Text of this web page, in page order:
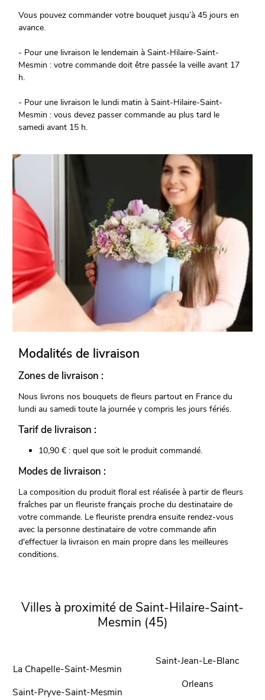
Vous pouvez commander votre bouquet jusqu’à 45 jours en
avance.
- Pour une livraison le lendemain à Saint-Hilaire-Saint-
Mesmin : votre commande doit être passée la veille avant 17
h.
- Pour une livraison le lundi matin à Saint-Hilaire-Saint-
Mesmin : vous devez passer commande au plus tard le
samedi avant 15 h.
Modalités de livraison
Zones de livraison :
Nous livrons nos bouquets de fleurs partout en France du
lundi au samedi toute la journée y compris les jours fériés.
Tarif de livraison :
10,90 € : quel que soit le produit commandé.
Modes de livraison :
La composition du produit floral est réalisée à partir de fleurs
fraîches par un fleuriste français proche du destinataire de
votre commande. Le fleuriste prendra ensuite rendez-vous
avec la personne destinataire de votre commande afin
d'effectuer la livraison en main propre dans les meilleures
conditions.
Villes à proximité de Saint-Hilaire-Saint-
Mesmin (45)
La Chapelle-Saint-Mesmin
Saint-Pryve-Saint-Mesmin
Saint-Jean-Le-Blanc
Orleans